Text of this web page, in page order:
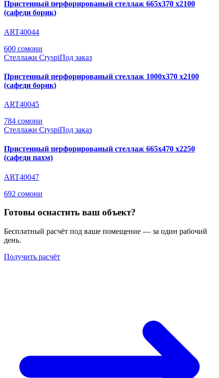
Пристенный перфорированый стеллаж 665х370 х2100
(сафеди борик)
ART40044
600 сомони
Стеллажи CryspiПод заказ
Пристенный перфорированый стеллаж 1000х370 х2100
(сафеди борик)
ART40045
784 сомони
Стеллажи CryspiПод заказ
Пристенный перфорированый стеллаж 665х470 х2250
(сафеди пахм)
ART40047
692 сомони
Готовы оснастить ваш объект?
Бесплатный расчёт под ваше помещение — за один рабочий
день.
Получить расчёт